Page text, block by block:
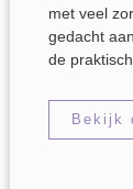
met veel
gedacht
de
Bekijk